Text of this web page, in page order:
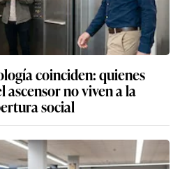
coinciden: quienes
ascensor no viven a la
social